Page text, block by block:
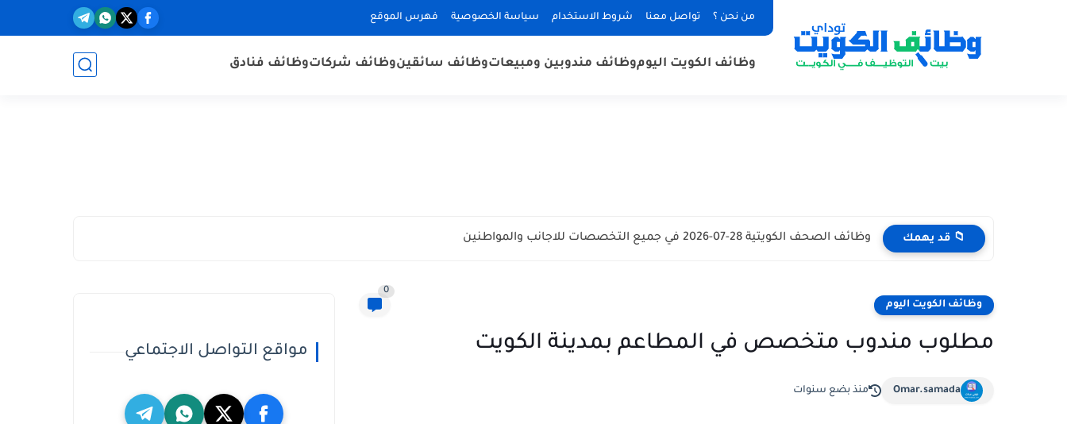
من نحن ؟ تواصل معنا شروط الاستخدام سياسة الخصوصية فهرس الموقع
وظائف الكويت اليوموظائف مندوبين ومبيعاتوظائف سائقينوظائف شركاتوظائف فنادق
📁 قد يهمك وظائف الصحف الكويتية 28-07-2026 في جميع التخصصات للاجانب والمواطنين
وظائف الكويت اليوم
0
مطلوب مندوب متخصص في المطاعم بمدينة الكويت
Omar.samada منذ بضع سنوات
مواقع التواصل الاجتماعي